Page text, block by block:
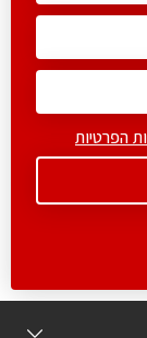
הפרטיות